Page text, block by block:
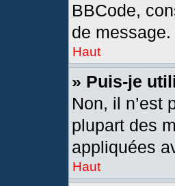
BBCode,
de message.
Haut
» Puis-je
Non, il n’est
plupart des
appliquées
Haut